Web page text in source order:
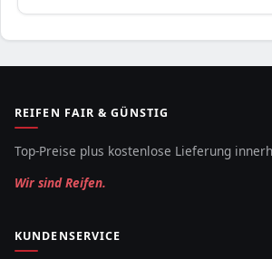
REIFEN FAIR & GÜNSTIG
Top-Preise plus kostenlose Lieferung
Wir sind Reifen.
KUNDENSERVICE